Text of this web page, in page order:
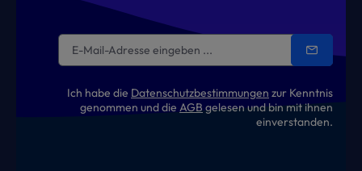
Ich habe die Datenschutzbestimmungen zur Kenntnis
genommen und die AGB gelesen und bin mit ihnen
einverstanden.